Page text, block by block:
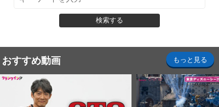
検索する
おすすめ動画 もっと見る